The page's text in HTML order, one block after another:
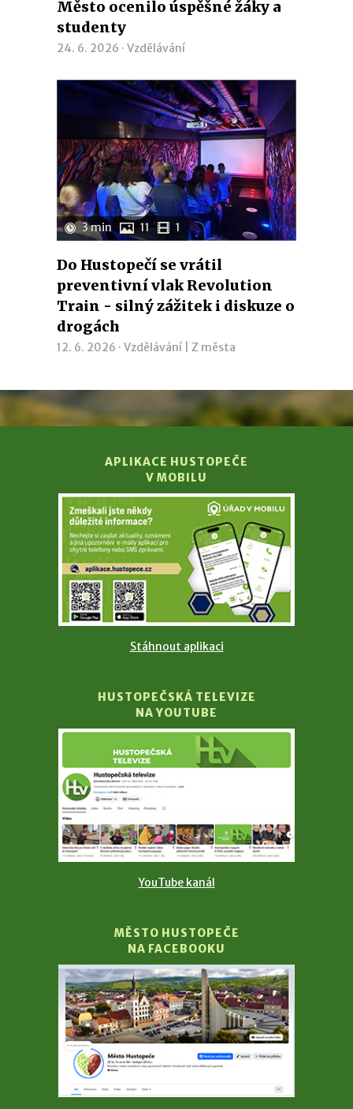
Město ocenilo úspěšné žáky a
studenty
24. 6. 2026 · Vzdělávání
3 min 11 1
Do Hustopečí se vrátil
preventivní vlak Revolution
Train - silný zážitek i diskuze o
drogách
12. 6. 2026 · Vzdělávání Z města
APLIKACE HUSTOPEČE
V MOBILU
Stáhnout aplikaci
HUSTOPEČSKÁ TELEVIZE
NA YOUTUBE
YouTube kanál
MĚSTO HUSTOPEČE
NA FACEBOOKU